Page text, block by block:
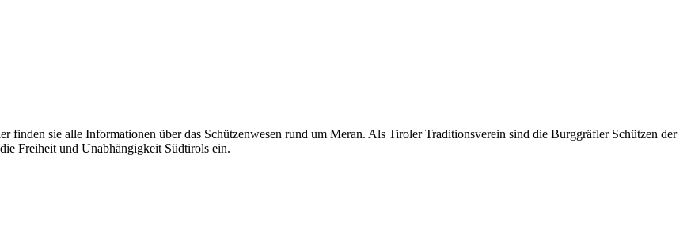
finden sie alle Informationen über das Schützenwesen rund um Meran. Als Tiroler Traditionsverein sind die Burggräfler Schützen der
Freiheit und Unabhängigkeit Südtirols ein.